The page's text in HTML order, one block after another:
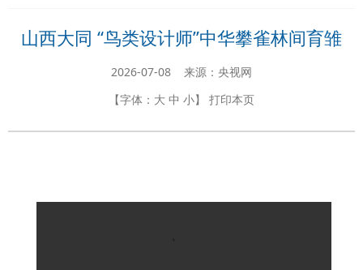
山西大同 “鸟类设计师”中华攀雀林间育雏
2026-07-08 来源：央视网
【字体： 大 中 小】 打印本页